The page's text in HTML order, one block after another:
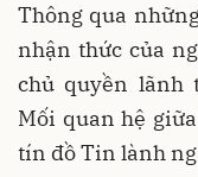
Thông qua
nhận thức của
chủ quyền lãnh
Mối quan hệ
tín đồ Tin lành